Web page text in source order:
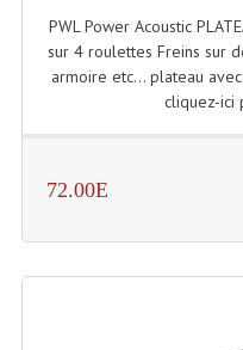
PWL Power Acoustic
sur 4 roulettes Freins sur
armoire etc... plateau
cliquez-ici
72.00E